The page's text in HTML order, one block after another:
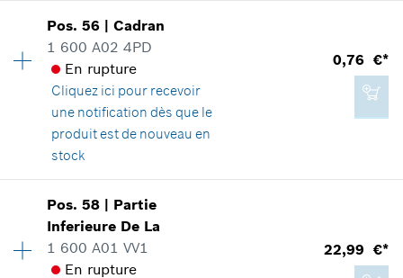
0,76 €*
*Tous les prix sont TTC hors frais de port
Ajouter au panier
Disponibilité 1
Groupe de prix
Informations pièces détachées
Adaptable sur outils
Positionner dans la vue éclatée
0,76 €*
*Tous les prix sont TTC hors frais de port
Pos.56 |Cadran
1 600 A02 4PD
En rupture
Cliquez ici pour recevoir
une notification dès que le
produit est de nouveau en
stock
0,76 €*
Groupe de prix:
Informations pièces détachées
Adaptable sur outils
Pos.58 | Partie
Inferieure De La
1 600 A01 VV1
En rupture
22,99 €*